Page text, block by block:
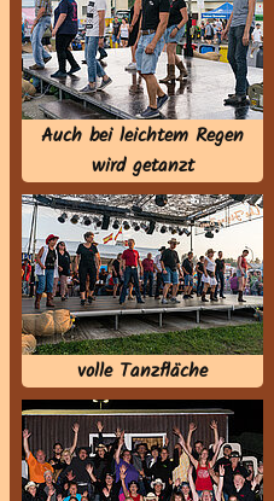
Auch bei leichtem Regen
wird getanzt
volle Tanzfläche